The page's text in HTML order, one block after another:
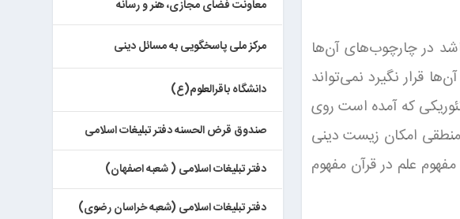
در چارچوب‌های آن‌ها
قرار نگیرد نمی‌تواند
که آمده است روی
امکان زیست دینی
علم در قرآن مفهوم
معاونت فضای مجازی، هنر و رسانه
مرکز ملی پاسخگویی به مسائل دینی
دانشگاه باقرالعلوم(ع)
صندوق قرض الحسنه دفتر تبلیغات اسلامی
دفتر تبلیغات اسلامی ( شعبه اصفهان)
دفتر تبلیغات اسلامی (شعبه خراسان رضوی)